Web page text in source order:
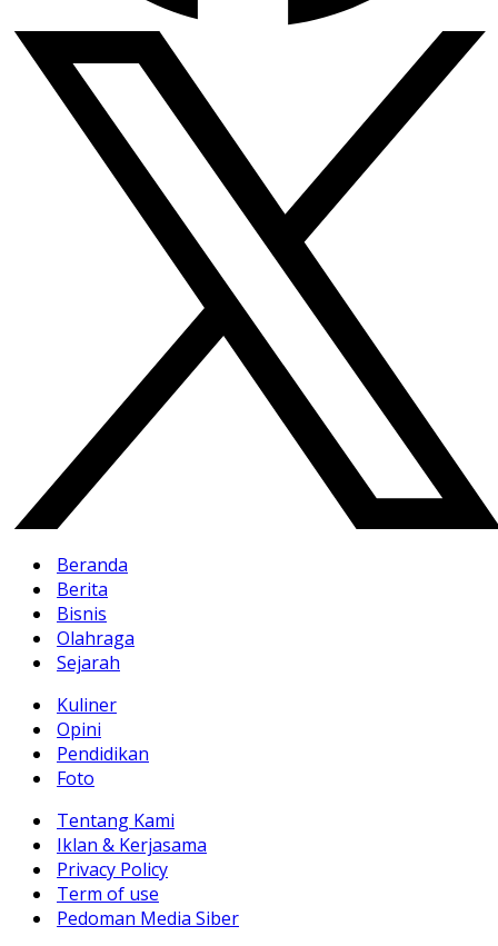
Beranda
Berita
Bisnis
Olahraga
Sejarah
Kuliner
Opini
Pendidikan
Foto
Tentang Kami
Iklan & Kerjasama
Privacy Policy
Term of use
Pedoman Media Siber